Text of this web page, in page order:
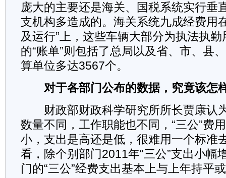
庞大的主要还是海关、国税系统实行垂
支机构多造成的。海关系统九成经费用
及运行”上，这些车辆大部分为执法执
的“账单”则包括了总局以及省、市、县
算单位多达3567个。
对于各部门公布的数据，究竟该怎
财政部财政科学研究所所长贾康认
数量不同，工作职能也不同，“三公”费
小，支出是高还是低，很难用一个标准
看，除个别部门2011年“三公”支出小幅
门的“三公”经费支出基本上与上年持平